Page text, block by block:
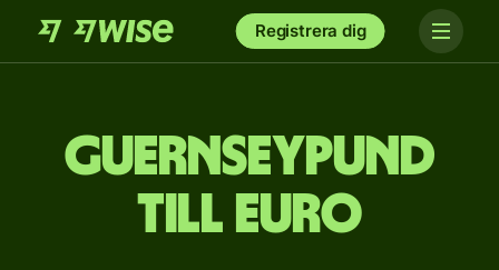
Registrera dig
Guernseypund
till euro